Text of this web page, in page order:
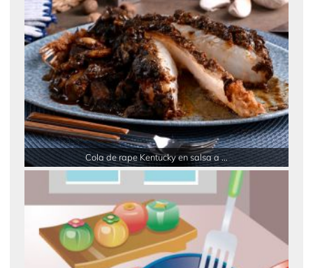
Cola de rape Kentucky en salsa a ...